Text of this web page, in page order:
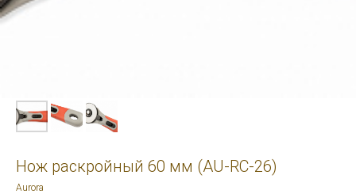
Нож раскройный 60 мм (AU-RC-26)
Aurora